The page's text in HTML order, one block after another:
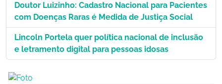
Doutor Luizinho: Cadastro Nacional para Pacientes
com Doenças Raras é Medida de Justiça Social
Lincoln Portela quer política nacional de inclusão
e letramento digital para pessoas idosas